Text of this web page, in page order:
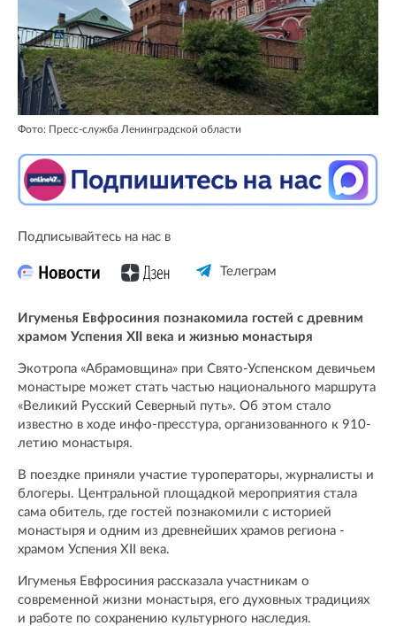
Фото: Пресс-служба Ленинградской области
Подписывайтесь на нас в
Телеграм
Игуменья Евфросиния познакомила гостей с древним
храмом Успения XII века и жизнью монастыря
Экотропа «Абрамовщина» при Свято-Успенском девичьем
монастыре может стать частью национального маршрута
«Великий Русский Северный путь». Об этом стало
известно в ходе инфо-пресстура, организованного к 910-
летию монастыря.
В поездке приняли участие туроператоры, журналисты и
блогеры. Центральной площадкой мероприятия стала
сама обитель, где гостей познакомили с историей
монастыря и одним из древнейших храмов региона -
храмом Успения XII века.
Игуменья Евфросиния рассказала участникам о
современной жизни монастыря, его духовных традициях
и работе по сохранению культурного наследия.